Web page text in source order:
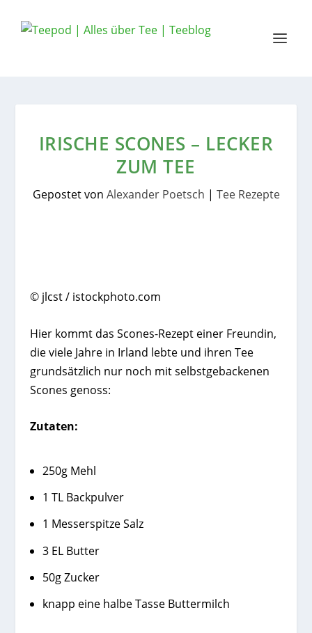
IRISCHE SCONES – LECKER
ZUM TEE
Gepostet von Alexander Poetsch | Tee Rezepte
© jlcst / istockphoto.com
Hier kommt das Scones-Rezept einer Freundin,
die viele Jahre in Irland lebte und ihren Tee
grundsätzlich nur noch mit selbstgebackenen
Scones genoss:
Zutaten:
250g Mehl
1 TL Backpulver
1 Messerspitze Salz
3 EL Butter
50g Zucker
knapp eine halbe Tasse Buttermilch